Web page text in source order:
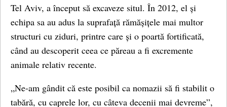
Tel Aviv, a început să excaveze situl. În 2012, el și
echipa sa au adus la suprafață rămășițele mai multor
structuri cu ziduri, printre care și o poartă fortificată,
când au descoperit ceea ce păreau a fi excremente
animale relativ recente.
„Ne-am gândit că este posibil ca nomazii să fi stabilit o
tabără, cu caprele lor, cu câteva decenii mai devreme”,